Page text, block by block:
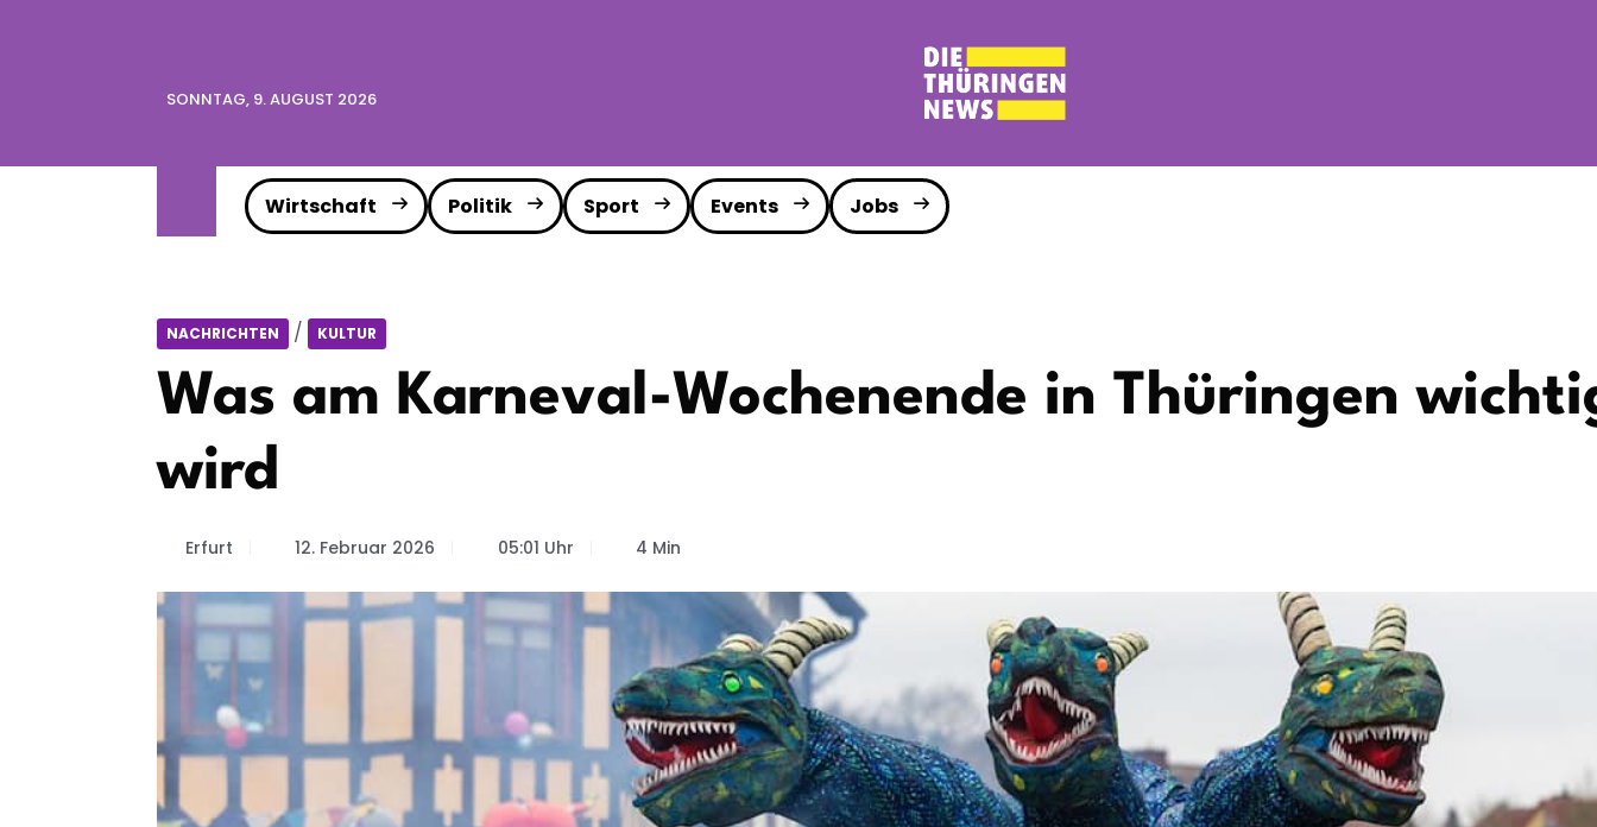
SONNTAG, 9. AUGUST 2026
Wirtschaft Politik Sport Events Jobs
NACHRICHTEN / KULTUR
Was am Karneval-Wochenende in Thüringen
wird
Erfurt 12. Februar 2026 05:01 Uhr 4 Min